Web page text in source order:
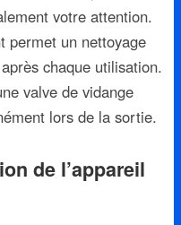
votre attention.
permet un nettoyage
chaque utilisation.
valve de vidange
lors de la sortie.
de l’appareil